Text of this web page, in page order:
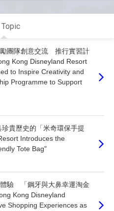
團隊創意交流 推行實習計
Kong Disneyland Resort
to Inspire Creativity and
Programme to Support
貴歷史的「米奇環保手提
Introduces the
Tote Bag"
驗 「鋼牙與大鼻幸運淘金
Kong Disneyland
Shopping Experiences as